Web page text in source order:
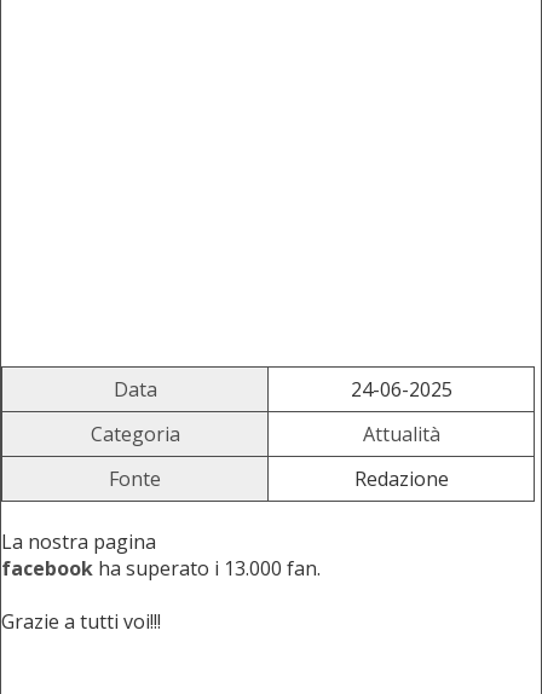
Data
24-06-2025
Categoria
Attualità
Fonte
Redazione
La nostra pagina
facebook ha superato i 13.000 fan.
Grazie a tutti voi!!!